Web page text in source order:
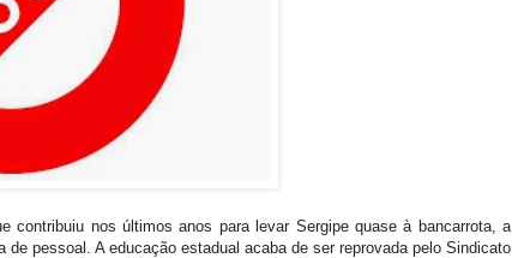
contribuiu nos últimos anos para levar Sergipe quase à bancarrota, a
pessoal. A educação estadual acaba de ser reprovada pelo Sindicato